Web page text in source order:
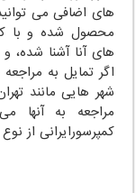
های اضافی می
محصول شده و با
های آنا آشنا شده،
اگر تمایل به
شهر هایی مانند
مراجعه به آنها
کمپرسورایرانی از